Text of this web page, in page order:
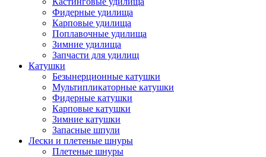
Фидерные удилища
Карповые удилища
Поплавочные удилища
Зимние удилища
Запчасти для удилищ
Катушки
Безынерционные катушки
Мультипликаторные катушки
Фидерные катушки
Карповые катушки
Зимние катушки
Запасные шпули
Лески и плетеные шнуры
Плетеные шнуры